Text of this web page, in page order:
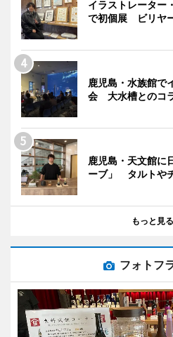
イラストレーター
で初個展 ビリヤ
鹿児島・水族館で
会 大水槽とのコ
鹿児島・天文館に
ーブ」 タルトや
もっと見る
フォトフ